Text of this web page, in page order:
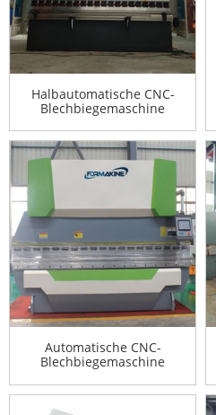
Halbautomatische CNC-
Blechbiegemaschine
Automatische CNC-
Blechbiegemaschine